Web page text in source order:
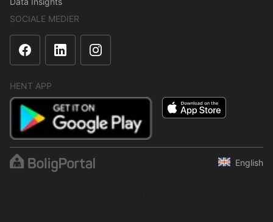
SOCIALE MEDIER
HENT APP
English